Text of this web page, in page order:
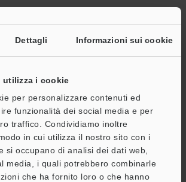
Dettagli Informazioni sui cookie
utilizza i cookie
per personalizzare contenuti ed
funzionalità dei social media e per
traffico. Condividiamo inoltre
in cui utilizza il nostro sito con i
si occupano di analisi dei dati web,
media, i quali potrebbero combinarle
che ha fornito loro o che hanno
privacy